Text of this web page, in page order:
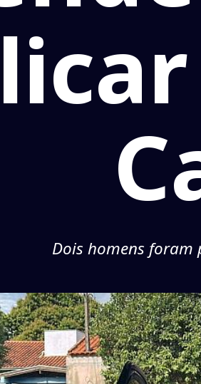
Dois homens foram